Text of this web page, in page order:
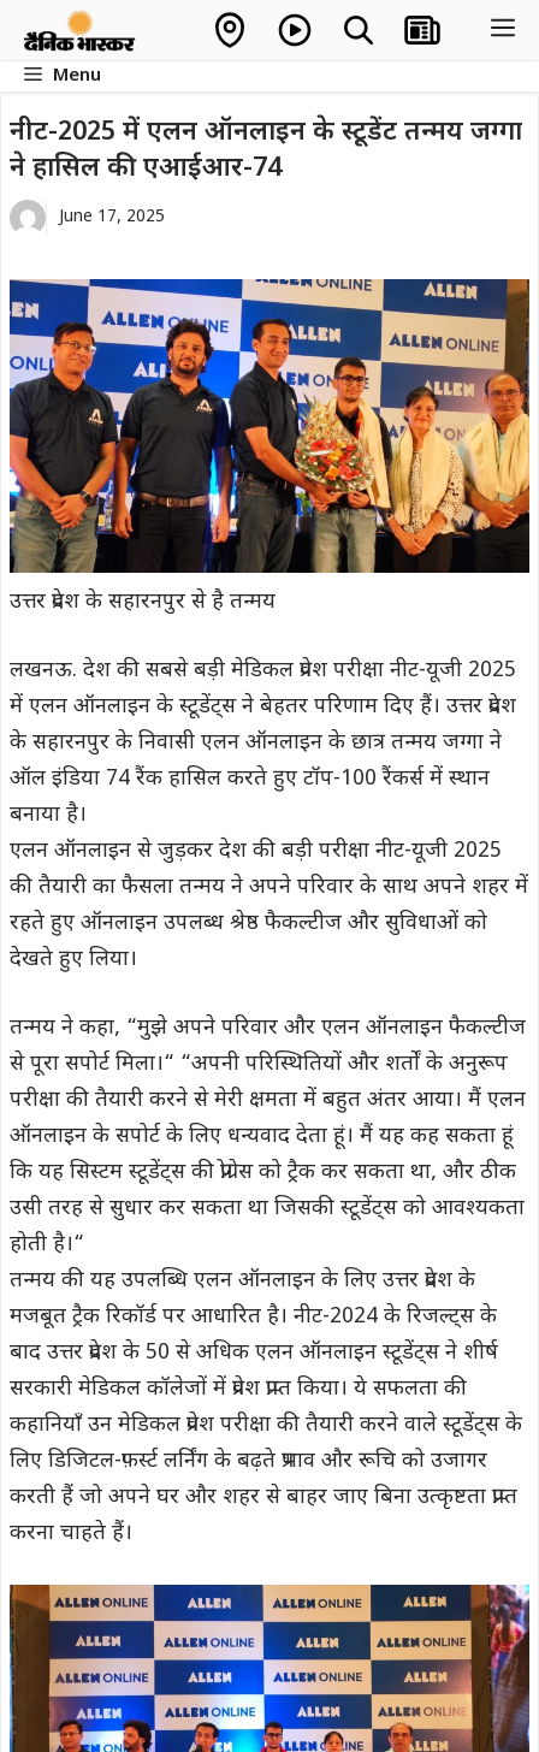
contentMenu
नीट-2025 में एलन ऑनलाइन के स्टूडेंट तन्मय जग्गा
ने हासिल की एआईआर-74
June 17, 2025
उत्तर प्रदेश के सहारनपुर से है तन्मय
लखनऊ. देश की सबसे बड़ी मेडिकल प्रवेश परीक्षा नीट-यूजी 2025
में एलन ऑनलाइन के स्टूडेंट्स ने बेहतर परिणाम दिए हैं। उत्तर प्रदेश
के सहारनपुर के निवासी एलन ऑनलाइन के छात्र तन्मय जग्गा ने
ऑल इंडिया 74 रैंक हासिल करते हुए टॉप-100 रैंकर्स में स्थान
बनाया है।
एलन ऑनलाइन से जुड़कर देश की बड़ी परीक्षा नीट-यूजी 2025
की तैयारी का फैसला तन्मय ने अपने परिवार के साथ अपने शहर में
रहते हुए ऑनलाइन उपलब्ध श्रेष्ठ फैकल्टीज और सुविधाओं को
देखते हुए लिया।
तन्मय ने कहा, “मुझे अपने परिवार और एलन ऑनलाइन फैकल्टीज
से पूरा सपोर्ट मिला।“ “अपनी परिस्थितियों और शर्तों के अनुरूप
परीक्षा की तैयारी करने से मेरी क्षमता में बहुत अंतर आया। मैं एलन
ऑनलाइन के सपोर्ट के लिए धन्यवाद देता हूं। मैं यह कह सकता हूं
कि यह सिस्टम स्टूडेंट्स की प्रोग्रेस को ट्रैक कर सकता था, और ठीक
उसी तरह से सुधार कर सकता था जिसकी स्टूडेंट्स को आवश्यकता
होती है।“
तन्मय की यह उपलब्धि एलन ऑनलाइन के लिए उत्तर प्रदेश के
मजबूत ट्रैक रिकॉर्ड पर आधारित है। नीट-2024 के रिजल्ट्स के
बाद उत्तर प्रदेश के 50 से अधिक एलन ऑनलाइन स्टूडेंट्स ने शीर्ष
सरकारी मेडिकल कॉलेजों में प्रवेश प्राप्त किया। ये सफलता की
कहानियाँ उन मेडिकल प्रवेश परीक्षा की तैयारी करने वाले स्टूडेंट्स के
लिए डिजिटल-फ़र्स्ट लर्निंग के बढ़ते प्रभाव और रूचि को उजागर
करती हैं जो अपने घर और शहर से बाहर जाए बिना उत्कृष्टता प्राप्त
करना चाहते हैं।